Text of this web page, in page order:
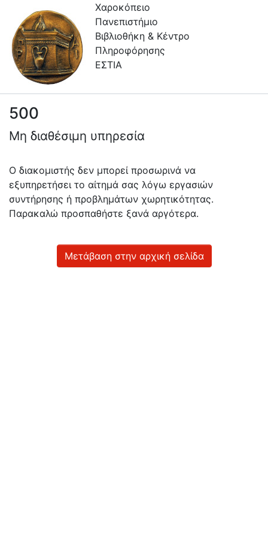
Χαροκόπειο
Πανεπιστήμιο
Βιβλιοθήκη & Κέντρο
Πληροφόρησης
ΕΣΤΙΑ
Πληροφορίες
Επικοινωνία
Υπηρεσίες
Αυτοαπόθεσης
Ανοιχτά
Δεδομένα
500
Μη διαθέσιμη υπηρεσία
Ο διακομιστής δεν μπορεί προσωρινά να
εξυπηρετήσει το αίτημά σας λόγω εργασιών
συντήρησης ή προβλημάτων χωρητικότητας.
Παρακαλώ προσπαθήστε ξανά αργότερα.
Μετάβαση στην αρχική σελίδα